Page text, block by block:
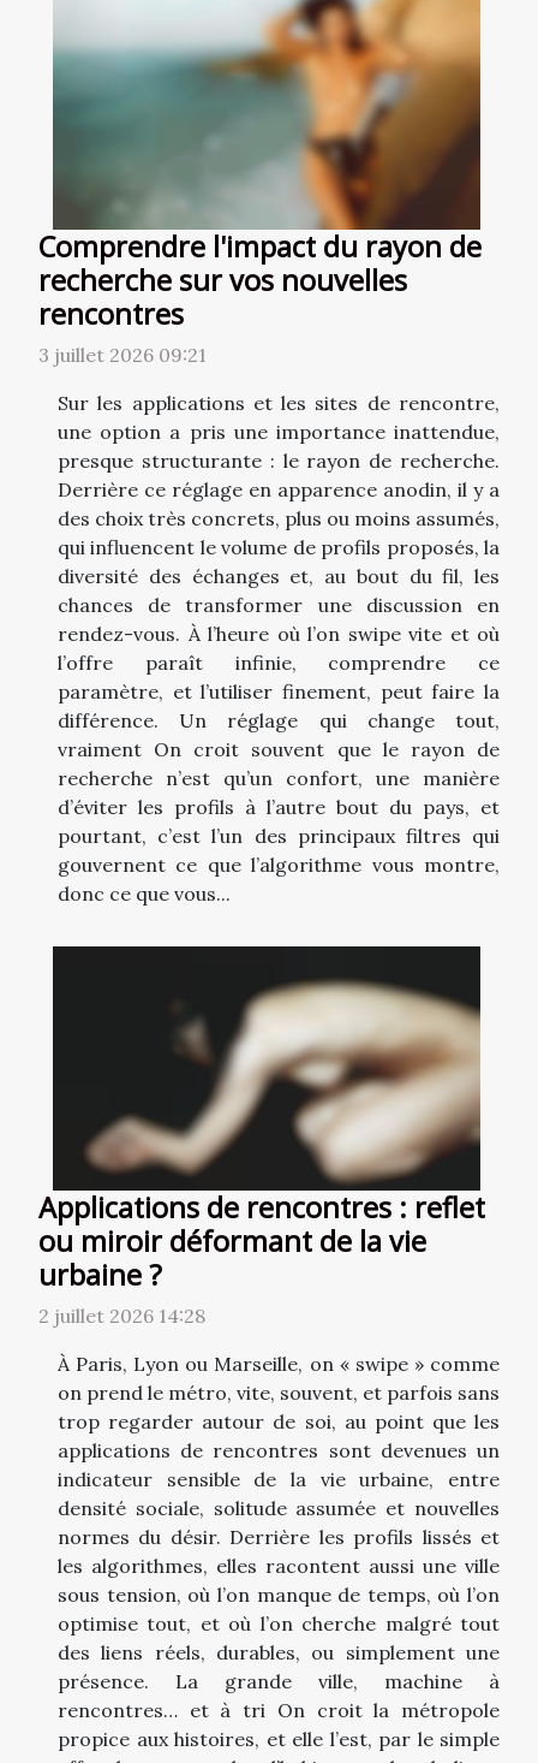
Comprendre l'impact du rayon de
recherche sur vos nouvelles
rencontres
3 juillet 2026 09:21
Sur les applications et les sites de rencontre,
une option a pris une importance inattendue,
presque structurante : le rayon de recherche.
Derrière ce réglage en apparence anodin, il y a
des choix très concrets, plus ou moins assumés,
qui influencent le volume de profils proposés, la
diversité des échanges et, au bout du fil, les
chances de transformer une discussion en
rendez-vous. À l’heure où l’on swipe vite et où
l’offre paraît infinie, comprendre ce
paramètre, et l’utiliser finement, peut faire la
différence. Un réglage qui change tout,
vraiment On croit souvent que le rayon de
recherche n’est qu’un confort, une manière
d’éviter les profils à l’autre bout du pays, et
pourtant, c’est l’un des principaux filtres qui
gouvernent ce que l’algorithme vous montre,
donc ce que vous...
Applications de rencontres : reflet
ou miroir déformant de la vie
urbaine ?
2 juillet 2026 14:28
À Paris, Lyon ou Marseille, on « swipe » comme
on prend le métro, vite, souvent, et parfois sans
trop regarder autour de soi, au point que les
applications de rencontres sont devenues un
indicateur sensible de la vie urbaine, entre
densité sociale, solitude assumée et nouvelles
normes du désir. Derrière les profils lissés et
les algorithmes, elles racontent aussi une ville
sous tension, où l’on manque de temps, où l’on
optimise tout, et où l’on cherche malgré tout
des liens réels, durables, ou simplement une
présence. La grande ville, machine à
rencontres… et à tri On croit la métropole
propice aux histoires, et elle l’est, par le simple